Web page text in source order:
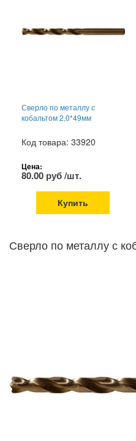
Сверло по металлу с
кобальтом 2,0*49мм
Код товара: 33920
Цена:
80.00 руб /шт.
Купить
Сверло по металлу с